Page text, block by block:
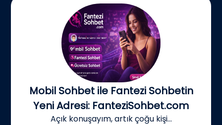
Mobil Sohbet ile Fantezi Sohbetin
Yeni Adresi: FanteziSohbet.com
Açık konuşayım, artık çoğu kişi...